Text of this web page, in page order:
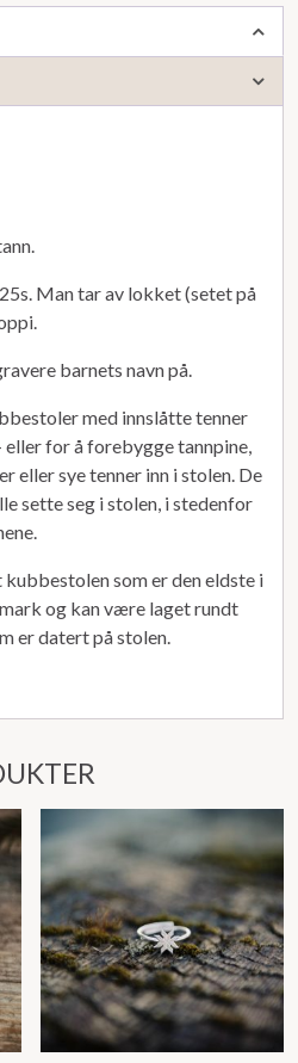
Man tar av lokket (setet på
barnets navn på.
med innslåtte tenner
for å forebygge tannpine,
eller sye tenner inn i stolen. De
sette seg i stolen, i stedenfor
som er den eldste i
og kan være laget rundt
er datert på stolen.